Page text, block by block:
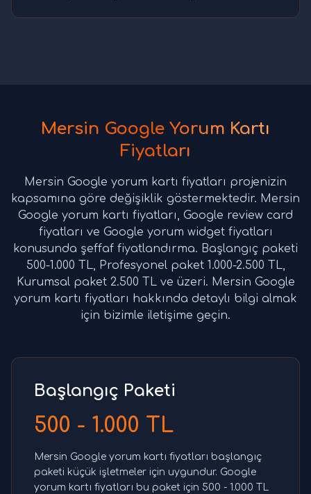
Mersin Google Yorum Kartı
Fiyatları
Mersin Google yorum kartı fiyatları projenizin
kapsamına göre değişiklik göstermektedir. Mersin
Google yorum kartı fiyatları, Google review card
fiyatları ve Google yorum widget fiyatları
konusunda şeffaf fiyatlandırma. Başlangıç paketi
500-1.000 TL, Profesyonel paket 1.000-2.500 TL,
Kurumsal paket 2.500 TL ve üzeri. Mersin Google
yorum kartı fiyatları hakkında detaylı bilgi almak
için bizimle iletişime geçin.
Başlangıç Paketi
500 - 1.000 TL
Mersin Google yorum kartı fiyatları başlangıç
paketi küçük işletmeler için uygundur. Google
yorum kartı fiyatları bu paket için 500 - 1.000 TL